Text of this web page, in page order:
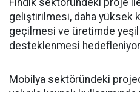
Fındık sektöründeki proje
geliştirilmesi, daha yüksek
geçilmesi ve üretimde
desteklenmesi
Mobilya sektöründeki